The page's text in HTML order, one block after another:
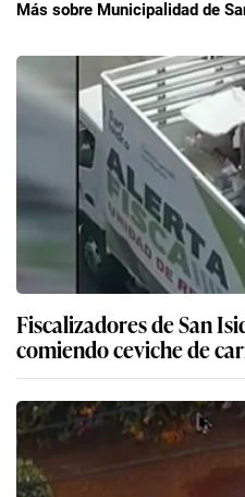
Más sobre Municipalidad de
Fiscalizadores de San
comiendo ceviche de